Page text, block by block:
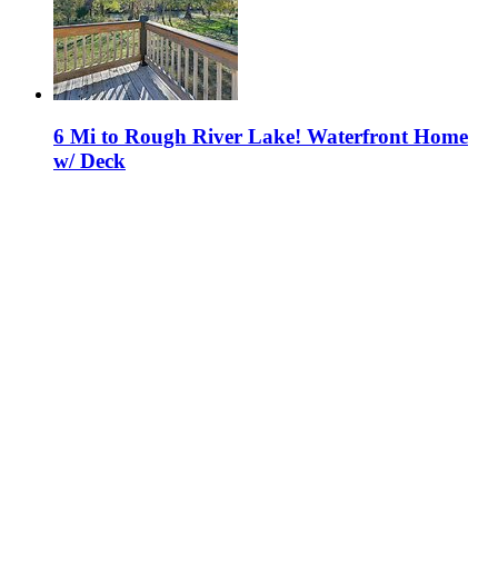
6 Mi to Rough River Lake! Waterfront Home
w/ Deck